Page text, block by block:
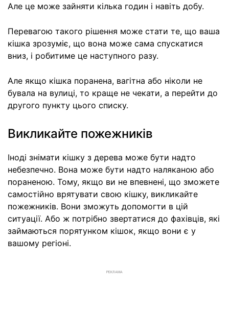
Але це може зайняти кілька годин і навіть добу.
Перевагою такого рішення може стати те, що ваша
кішка зрозуміє, що вона може сама спускатися
вниз, і робитиме це наступного разу.
Але якщо кішка поранена, вагітна або ніколи не
бувала на вулиці, то краще не чекати, а перейти до
другого пункту цього списку.
Викликайте пожежників
Іноді знімати кішку з дерева може бути надто
небезпечно. Вона може бути надто наляканою або
пораненою. Тому, якщо ви не впевнені, що зможете
самостійно врятувати свою кішку, викликайте
пожежників. Вони зможуть допомогти в цій
ситуації. Або ж потрібно звертатися до фахівців, які
займаються порятунком кішок, якщо вони є у
вашому регіоні.
РЕКЛАМА